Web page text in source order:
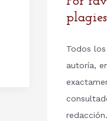
plagies
Todos
autoría,